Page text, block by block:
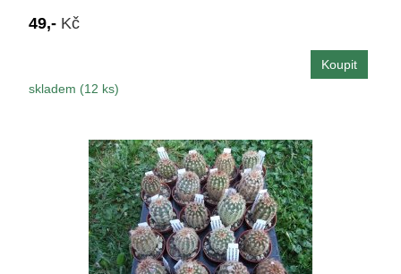
49,- Kč
skladem (12 ks)